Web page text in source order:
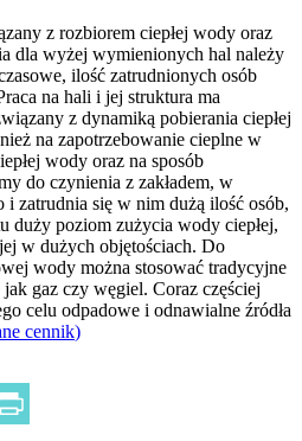
z rozbiorem ciepłej wody oraz
dla wyżej wymienionych hal należy
ilość zatrudnionych osób
na hali i jej struktura ma
z dynamiką pobierania ciepłej
na zapotrzebowanie cieplne w
wody oraz na sposób
do czynienia z zakładem, w
zatrudnia się w nim dużą ilość osób,
duży poziom zużycia wody ciepłej,
w dużych objętościach. Do
wody można stosować tradycyjne
gaz czy węgiel. Coraz częściej
celu odpadowe i odnawialne źródła
cennik)